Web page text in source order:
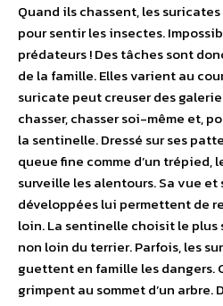
Quand ils chassent, les
pour sentir les insectes.
prédateurs ! Des tâches sont
de la famille. Elles varient au
suricate peut creuser des
chasser, chasser soi-même et,
la sentinelle. Dressé sur ses
queue fine comme d’un
surveille les alentours. Sa vue
développées lui permettent de
loin. La sentinelle choisit le
non loin du terrier. Parfois, les
guettent en famille les dangers.
grimpent au sommet d’un arbre.